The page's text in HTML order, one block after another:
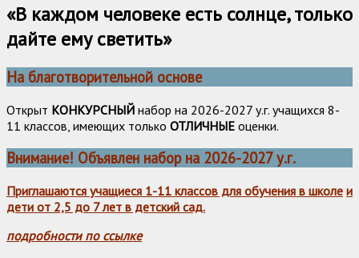
«В каждом человеке есть солнце, только
дайте ему светить»
На благотворительной основе
Открыт КОНКУРСНЫЙ набор на 2026-2027 у.г. учащихся 8-
11 классов, имеющих только ОТЛИЧНЫЕ оценки.
Внимание! Объявлен набор на 2026-2027 у.г.
Приглашаются учащиеся 1-11 классов для обучения в школе и
дети от 2,5 до 7 лет в детский сад.
подробности по ссылке